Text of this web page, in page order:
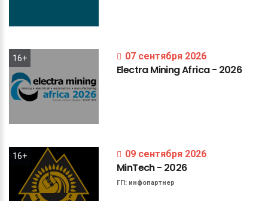
16+ 07 сентября 2026
ElectraMiningAfrica- 2026
16+ 09 сентября 2026
MinTech- 2026
ГП: инфопартнер